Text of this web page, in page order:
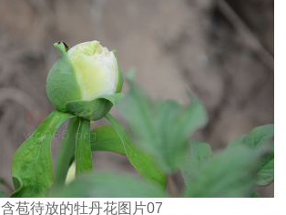
含苞待放的牡丹花图片07